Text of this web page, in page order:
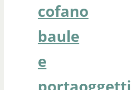
cofano
baule
e